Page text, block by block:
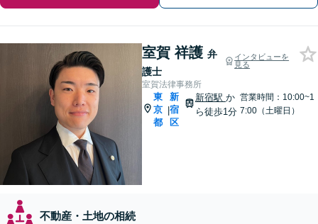
室賀 祥護 弁
護士
インタビューを
見る
室賀法律事務所
東
京
都
|
新
宿
区
新宿駅 か
ら徒歩1分
営業時間：10:00~1
7:00（土曜日）
不動産・土地の相続